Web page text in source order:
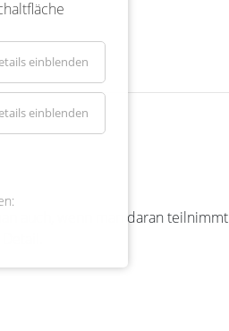
auch, wenn man daran
einblenden
einblenden